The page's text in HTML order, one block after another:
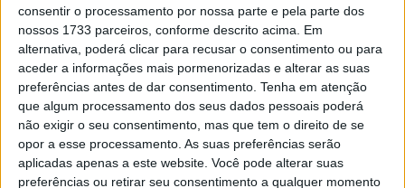
consentir o processamento por nossa parte e pela parte dos
nossos 1733 parceiros, conforme descrito acima. Em
alternativa, poderá clicar para recusar o consentimento ou para
aceder a informações mais pormenorizadas e alterar as suas
preferências antes de dar consentimento. Tenha em atenção
que algum processamento dos seus dados pessoais poderá
não exigir o seu consentimento, mas que tem o direito de se
opor a esse processamento. As suas preferências serão
aplicadas apenas a este website. Você pode alterar suas
preferências ou retirar seu consentimento a qualquer momento
Estes foram valores registados em estações do IPMA,
havendo a possibilidade de em outras zonas do distrito,
onde não há estes registos oficiais, a temperatura ter
sido mais elevada, em especial em concelhos mais a
norte.
Amanhã a temperatura vai já descer, embora apenas